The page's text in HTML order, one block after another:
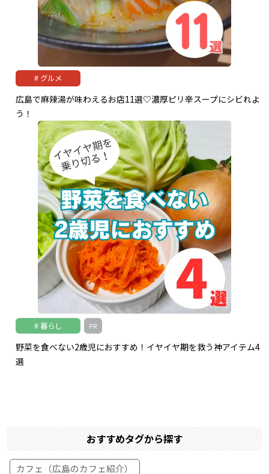
グルメ
広島で麻辣湯が味わえるお店11選♡濃厚ピリ辛スープにシビれよ
う！
暮らし PR
野菜を食べない2歳児におすすめ！イヤイヤ期を救う神アイテム4
選
おすすめタグから探す
カフェ（広島のカフェ紹介）